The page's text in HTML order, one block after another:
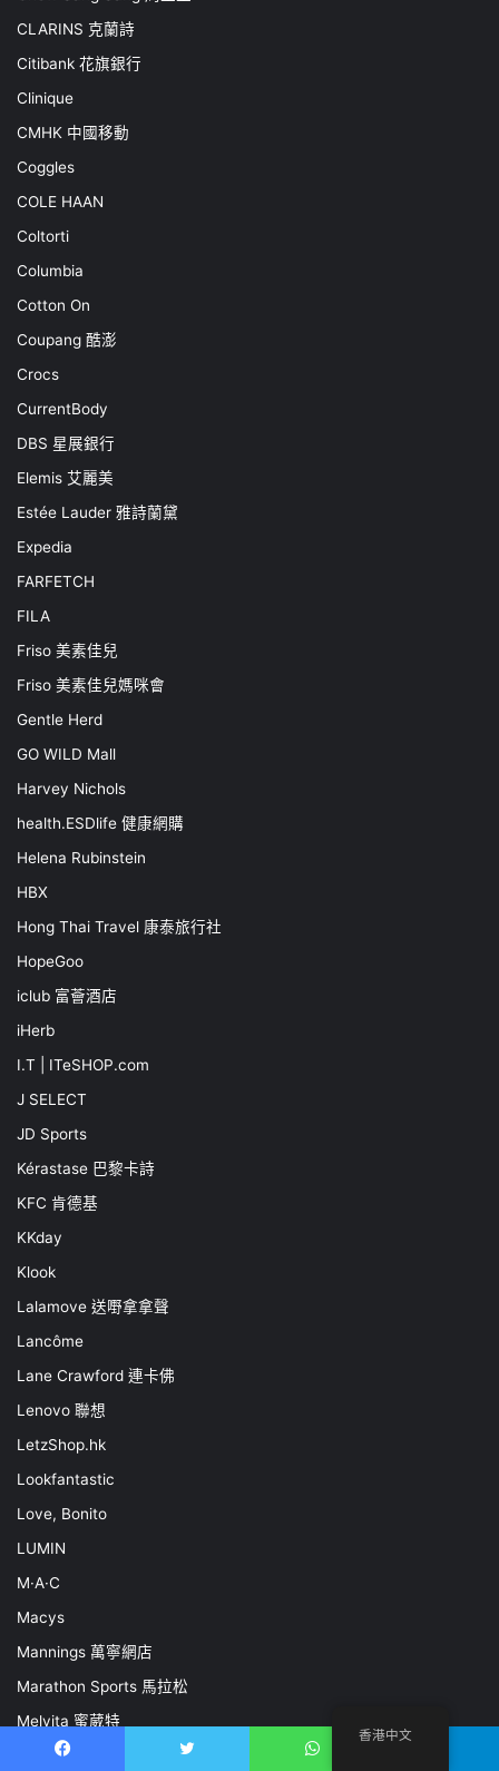
CLARINS 克蘭詩
Citibank 花旗銀行
Clinique
CMHK 中國移動
Coggles
COLE HAAN
Coltorti
Columbia
Cotton On
Coupang 酷澎
Crocs
CurrentBody
DBS 星展銀行
Elemis 艾麗美
Estée Lauder 雅詩蘭黛
Expedia
FARFETCH
FILA
Friso 美素佳兒
Friso 美素佳兒媽咪會
Gentle Herd
GO WILD Mall
Harvey Nichols
health.ESDlife 健康網購
Helena Rubinstein
HBX
Hong Thai Travel 康泰旅行社
HopeGoo
iclub 富薈酒店
iHerb
I.T | ITeSHOP.com
J SELECT
JD Sports
Kérastase 巴黎卡詩
KFC 肯德基
KKday
Klook
Lalamove 送嘢拿拿聲
Lancôme
Lane Crawford 連卡佛
Lenovo 聯想
LetzShop.hk
Lookfantastic
Love, Bonito
LUMIN
M·A·C
Macys
Mannings 萬寧網店
Marathon Sports 馬拉松
Melvita 蜜葳特
MEYER 美亞廚具
香港中文